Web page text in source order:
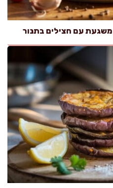
עם חצילים בתנור